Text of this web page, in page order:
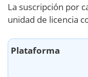
La suscripción por
unidad de licencia
Plataforma